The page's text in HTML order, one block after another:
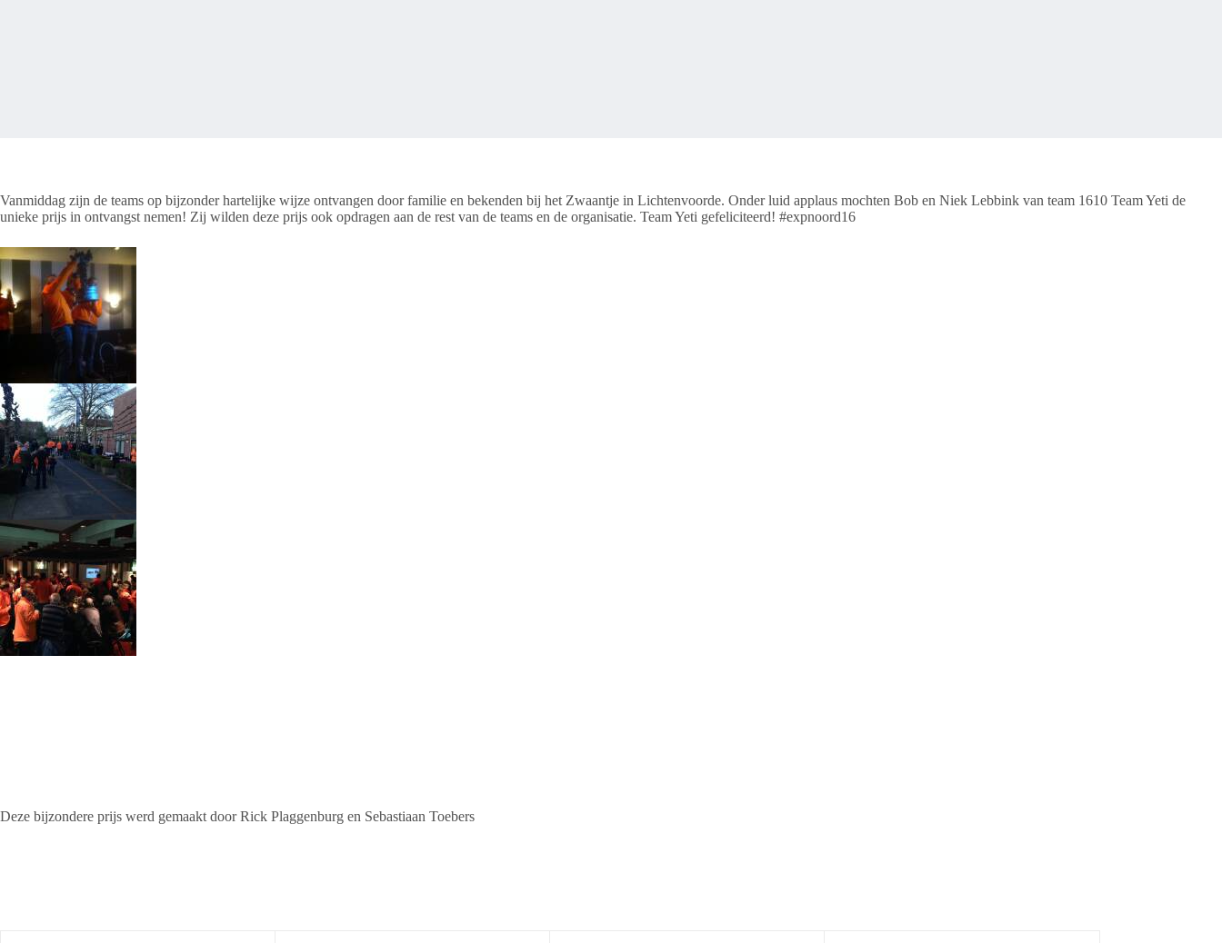
Vanmiddag zijn de teams op bijzonder hartelijke wijze ontvangen door familie en bekenden bij het Zwaantje in Lichtenvoorde. Onder luid applaus mochten Bob en Niek Lebbink van team 1610 Team Yeti de
unieke prijs in ontvangst nemen! Zij wilden deze prijs ook opdragen aan de rest van de teams en de organisatie. Team Yeti gefeliciteerd! #expnoord16
Deze bijzondere prijs werd gemaakt door Rick Plaggenburg en Sebastiaan Toebers